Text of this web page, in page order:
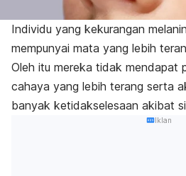
Individu yang kekurangan
mempunyai mata yang lebih
Oleh itu mereka tidak mendapat
cahaya yang lebih terang serta
banyak ketidakselesaan akibat
Iklan